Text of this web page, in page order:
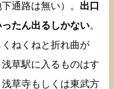
通路は無い）。 出口
たん出るしかない。
ねくねと折れ曲が
草駅に入るものはす
草寺もしくは東武方